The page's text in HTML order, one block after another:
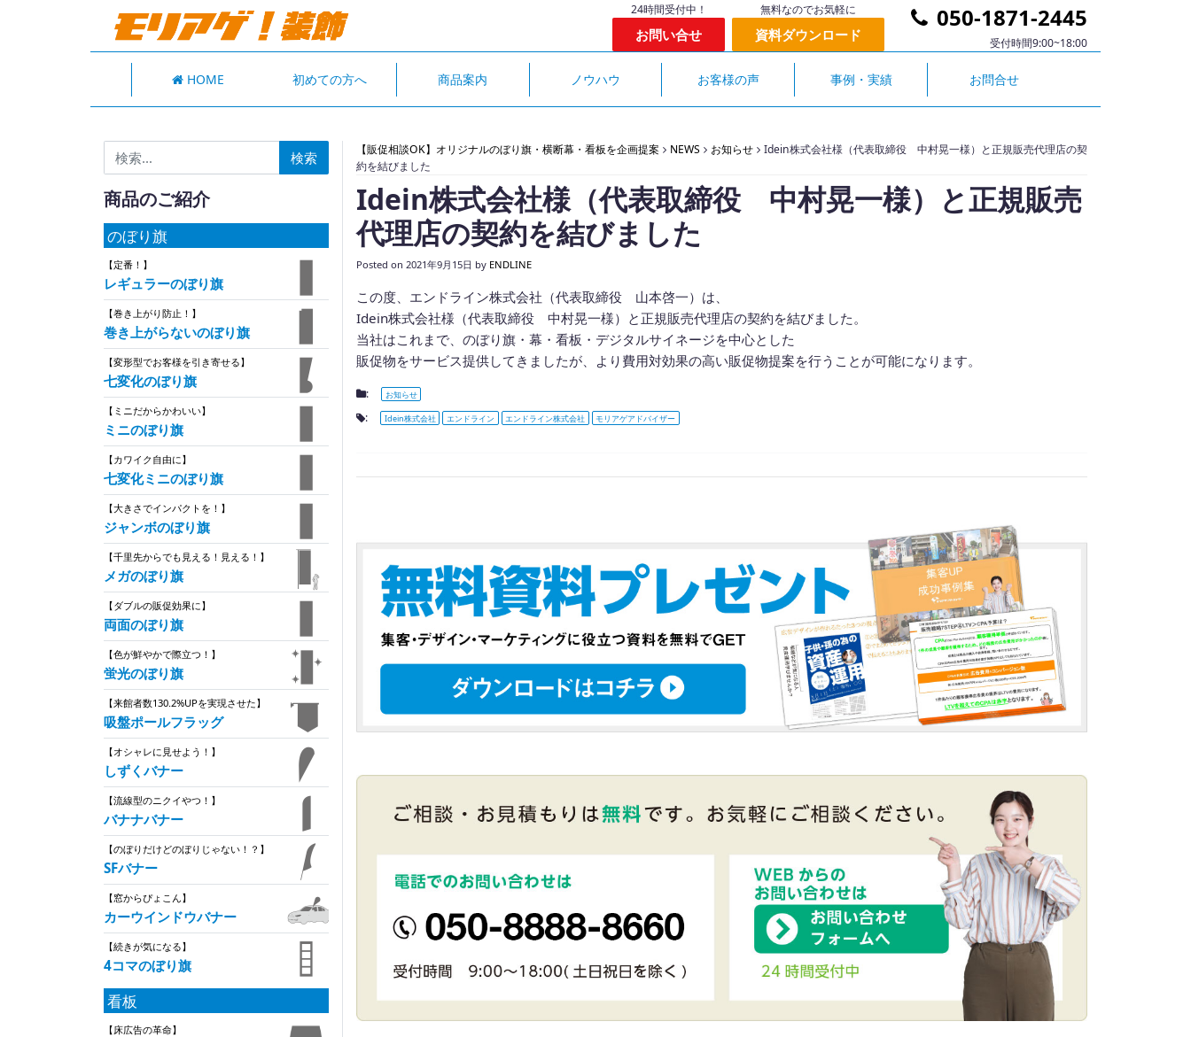
24時間受付中！
お問い合せ
無料なのでお気軽に
資料ダウンロード
050-1871-2445
受付時間9:00~18:00
HOME 初めての方へ 商品案内 ノウハウ お客様の声 事例・実績 お問合せ
検索:
商品のご紹介
のぼり旗
【定番！】
レギュラーのぼり旗
【巻き上がり防止！】
巻き上がらないのぼり旗
【変形型でお客様を引き寄せる】
七変化のぼり旗
【ミニだからかわいい】
ミニのぼり旗
【カワイク自由に】
七変化ミニのぼり旗
【大きさでインパクトを！】
ジャンボのぼり旗
【千里先からでも見える！見える！】
メガのぼり旗
【ダブルの販促効果に】
両面のぼり旗
【色が鮮やかで際立つ！】
蛍光のぼり旗
【来館者数130.2%UPを実現させた】
吸盤ポールフラッグ
【オシャレに見せよう！】
しずくバナー
【流線型のニクイやつ！】
バナナバナー
【のぼりだけどのぼりじゃない！？】
SFバナー
【窓からぴょこん】
カーウインドウバナー
【続きが気になる】
4コマのぼり旗
看板
【床広告の革命】
【販促相談OK】オリジナルのぼり旗・横断幕・看板を企画提案 NEWS お知らせ
Idein株式会社様（代表取締役 中村晃一様）と正規販売代理店の契
約を結びました
Idein株式会社様（代表取締役 中村晃一様）と正規販売
代理店の契約を結びました
Posted on 2021年9月15日 by ENDLINE
この度、エンドライン株式会社（代表取締役 山本啓一）は、
Idein株式会社様（代表取締役 中村晃一様）と正規販売代理店の契約を結びました。
当社はこれまで、のぼり旗・幕・看板・デジタルサイネージを中心とした
販促物をサービス提供してきましたが、より費用対効果の高い販促物提案を行うことが可能になります。
: お知らせ
: Idein株式会社 エンドライン エンドライン株式会社 モリアゲアドバイザー